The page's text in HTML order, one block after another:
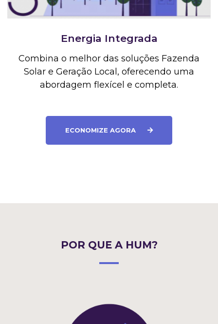
Energia Integrada
Combina o melhor das soluções Fazenda
Solar e Geração Local, oferecendo uma
abordagem flexícel e completa.
ECONOMIZE AGORA
POR QUE A HUM?